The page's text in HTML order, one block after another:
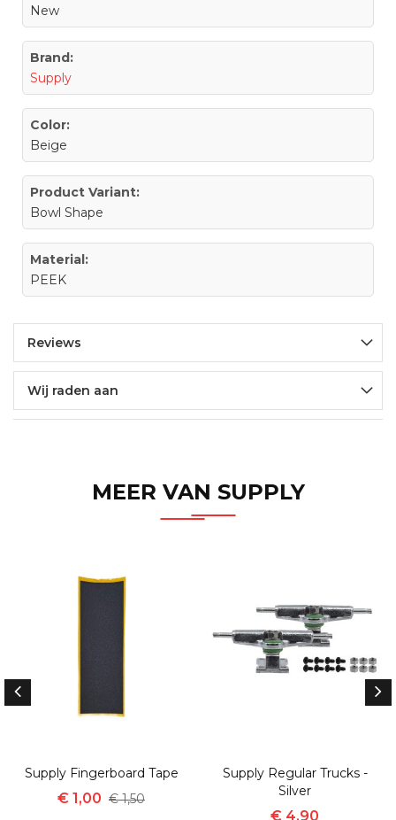
New
Brand:
Supply
Color:
Beige
Product Variant:
Bowl Shape
Material:
PEEK
Reviews
Wij raden aan
MEER VAN SUPPLY
Supply Fingerboard Tape
€ 1,00 € 1,50
Supply Regular Trucks -
Silver
€ 4,90